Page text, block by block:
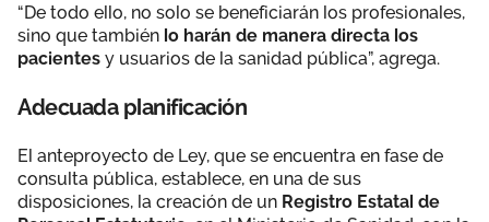
“De todo ello, no solo se beneficiarán los profesionales,
sino que también lo harán de manera directa los
pacientes y usuarios de la sanidad pública”, agrega.
Adecuada planificación
El anteproyecto de Ley, que se encuentra en fase de
consulta pública, establece, en una de sus
disposiciones, la creación de un Registro Estatal de